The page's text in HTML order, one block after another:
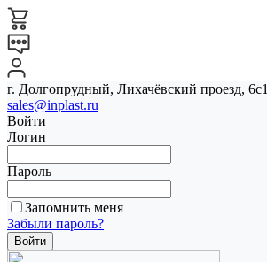
г. Долгопрудный, Лихачёвский проезд, 6с1
sales@inplast.ru
Войти
Логин
Пароль
Запомнить меня
Забыли пароль?